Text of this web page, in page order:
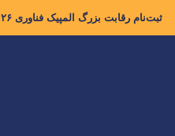
ثبت‌نام رقابت بزرگ المپیک فناوری ۲۰۲۶ آغاز شد